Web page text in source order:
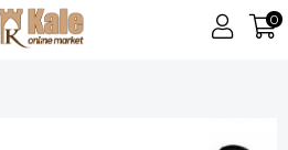
0